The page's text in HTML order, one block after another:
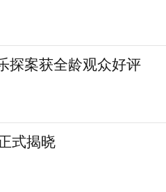
探案获全龄观众好评
式揭晓